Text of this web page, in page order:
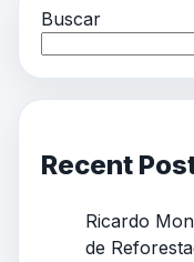
Buscar
Recent
Ricardo
de